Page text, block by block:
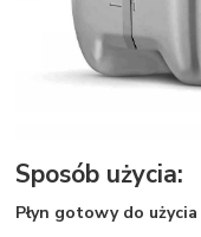
Sposób użycia:
Płyn gotowy do użycia